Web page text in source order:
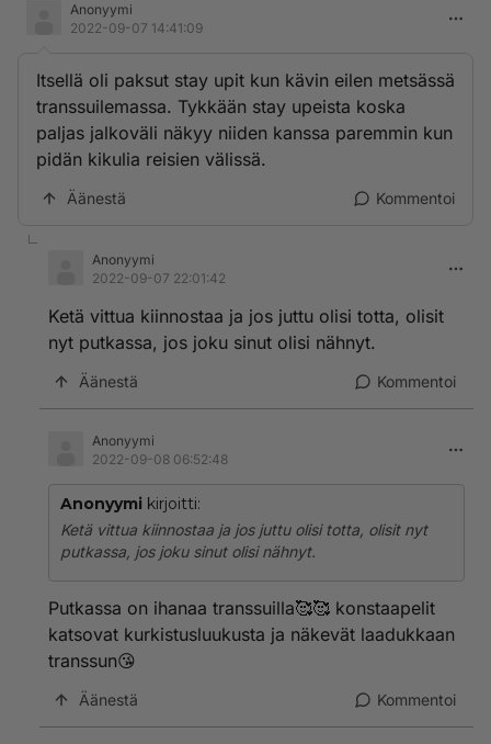
Anonyymi
2022-09-07 14:41:09
Itsellä oli paksut stay upit kun kävin eilen metsässä
transsuilemassa. Tykkään stay upeista koska
paljas jalkoväli näkyy niiden kanssa paremmin kun
pidän kikulia reisien välissä.
Äänestä Kommentoi
Anonyymi
2022-09-07 22:01:42
Ketä vittua kiinnostaa ja jos juttu olisi totta, olisit
nyt putkassa, jos joku sinut olisi nähnyt.
Äänestä Kommentoi
Anonyymi
2022-09-08 06:52:48
Anonyymi kirjoitti:
Ketä vittua kiinnostaa ja jos juttu olisi totta, olisit nyt
putkassa, jos joku sinut olisi nähnyt.
Putkassa on ihanaa transsuilla🥰🥰 konstaapelit
katsovat kurkistusluukusta ja näkevät laadukkaan
transsun😘
Äänestä Kommentoi